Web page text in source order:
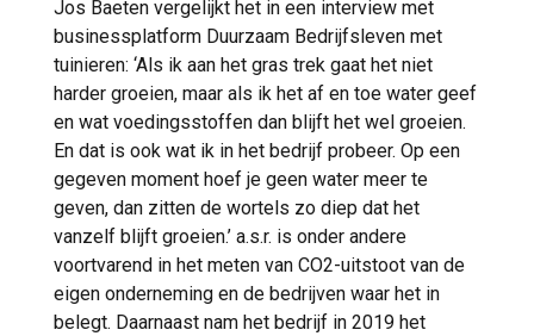
Jos Baeten vergelijkt het in een interview met
businessplatform Duurzaam Bedrijfsleven met
tuinieren: ‘Als ik aan het gras trek gaat het niet
harder groeien, maar als ik het af en toe water geef
en wat voedingsstoffen dan blijft het wel groeien.
En dat is ook wat ik in het bedrijf probeer. Op een
gegeven moment hoef je geen water meer te
geven, dan zitten de wortels zo diep dat het
vanzelf blijft groeien.’ a.s.r. is onder andere
voortvarend in het meten van CO2-uitstoot van de
eigen onderneming en de bedrijven waar het in
belegt. Daarnaast nam het bedrijf in 2019 het